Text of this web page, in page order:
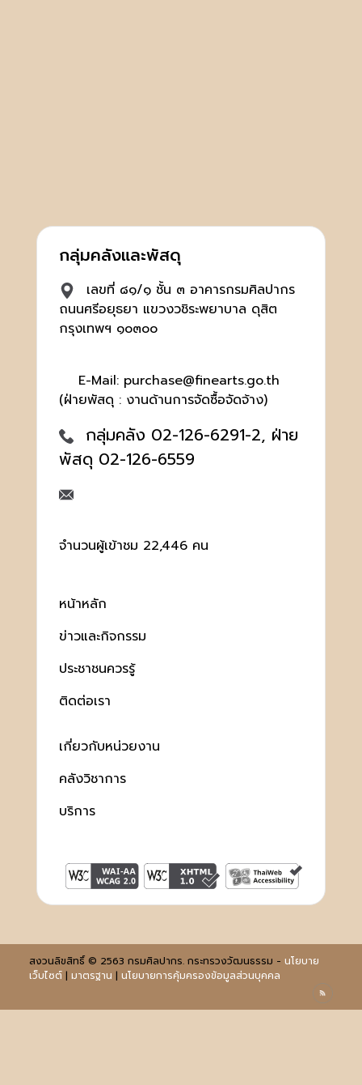
กลุ่มคลังและพัสดุ
เลขที่ ๘๑/๑ ชั้น ๓ อาคารกรมศิลปากร
ถนนศรีอยุธยา แขวงวชิระพยาบาล ดุสิต
กรุงเทพฯ ๑๐๓๐๐
E-Mail: purchase@finearts.go.th
(ฝ่ายพัสดุ : งานด้านการจัดซื้อจัดจ้าง)
กลุ่มคลัง 02-126-6291-2, ฝ่าย
พัสดุ 02-126-6559
จำนวนผู้เข้าชม 22,446 คน
หน้าหลัก
ข่าวและกิจกรรม
ประชาชนควรรู้
ติดต่อเรา
เกี่ยวกับหน่วยงาน
คลังวิชาการ
บริการ
สงวนลิขสิทธิ์ © 2563 กรมศิลปากร. กระทรวงวัฒนธรรม - นโยบาย
เว็บไซต์| มาตรฐาน | นโยบายการคุ้มครองข้อมูลส่วนบุคคล